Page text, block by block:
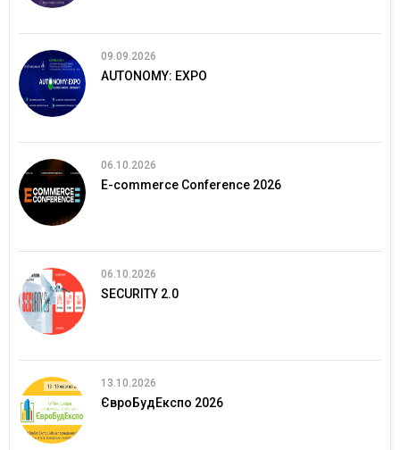
09.09.2026
AUTONOMY: EXPO
06.10.2026
E-commerce Conference 2026
06.10.2026
SECURITY 2.0
13.10.2026
ЄвроБудЕкспо 2026